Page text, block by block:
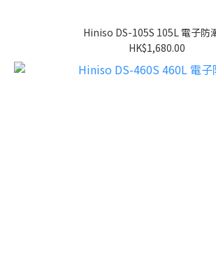
Hiniso DS-105S 105L 電子防
HK$1,680.00